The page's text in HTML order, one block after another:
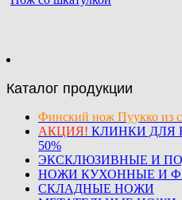
Каталог продукции
Финский нож Пуукко из
АКЦИЯ! КЛИНКИ ДЛЯ
50%
ЭКСКЛЮЗИВНЫЕ И
НОЖИ КУХОННЫЕ И
СКЛАДНЫЕ НОЖИ